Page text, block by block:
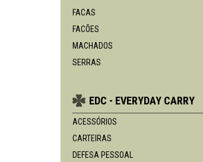
FACAS
FACÕES
MACHADOS
SERRAS
EDC - EVERYDAY CARRY
ACESSÓRIOS
CARTEIRAS
DEFESA PESSOAL